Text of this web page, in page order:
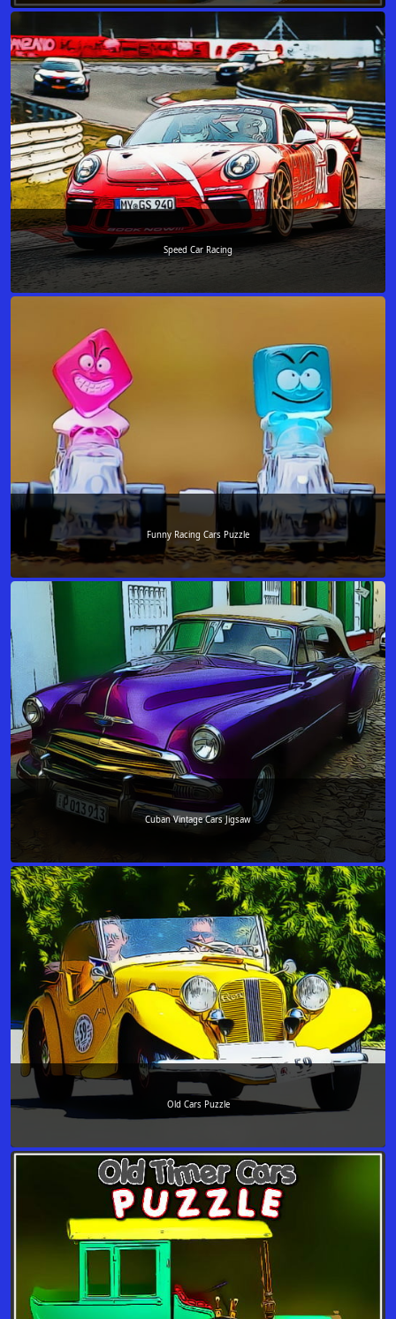
Speed Car Racing
Funny Racing Cars Puzzle
Cuban Vintage Cars Jigsaw
Old Cars Puzzle